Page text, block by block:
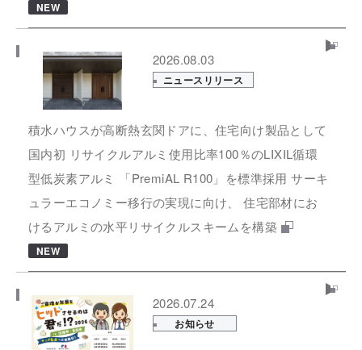
NEW
2026.08.03
ニュースリリース
積水ハウスが高断熱玄関ドアに、住宅向け製品として
国内初 リサイクルアルミ使用比率100％のLIXIL循環
型低炭素アルミ 「PremiAL R100」を標準採用 サーキ
ュラーエコノミー移行の実現に向け、 住宅部材にお
けるアルミの水平リサイクルスキームを構築
NEW
2026.07.24
お知らせ